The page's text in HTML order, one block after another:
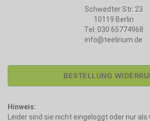
Schwedter Str. 23
10119 Berlin
Tel: 030 65774968
info@teelirium.de
BESTELLUNG
Hinweis:
Leider sind sie nicht eingeloggt oder nur